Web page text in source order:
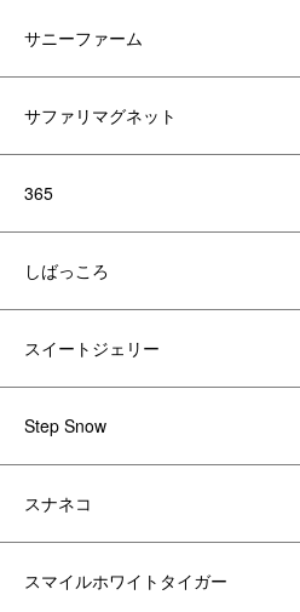
サニーファーム
サファリマグネット
365
しばっころ
スイートジェリー
Step Snow
スナネコ
スマイルホワイトタイガー